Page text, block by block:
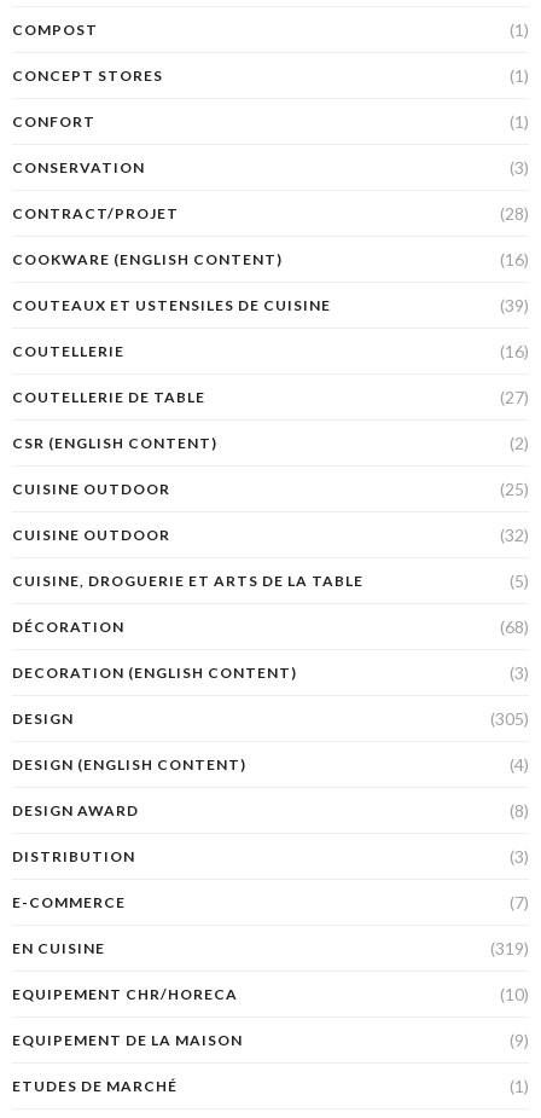
COMPOST (1)
CONCEPT STORES (1)
CONFORT (1)
CONSERVATION (3)
CONTRACT/PROJET (28)
COOKWARE (ENGLISH CONTENT) (16)
COUTEAUX ET USTENSILES DE CUISINE (39)
COUTELLERIE (16)
COUTELLERIE DE TABLE (27)
CSR (ENGLISH CONTENT) (2)
CUISINE OUTDOOR (25)
CUISINE OUTDOOR (32)
CUISINE, DROGUERIE ET ARTS DE LA TABLE (5)
DÉCORATION (68)
DECORATION (ENGLISH CONTENT) (3)
DESIGN (305)
DESIGN (ENGLISH CONTENT) (4)
DESIGN AWARD (8)
DISTRIBUTION (3)
E-COMMERCE (7)
EN CUISINE (319)
EQUIPEMENT CHR/HORECA (10)
EQUIPEMENT DE LA MAISON (9)
ETUDES DE MARCHÉ (1)